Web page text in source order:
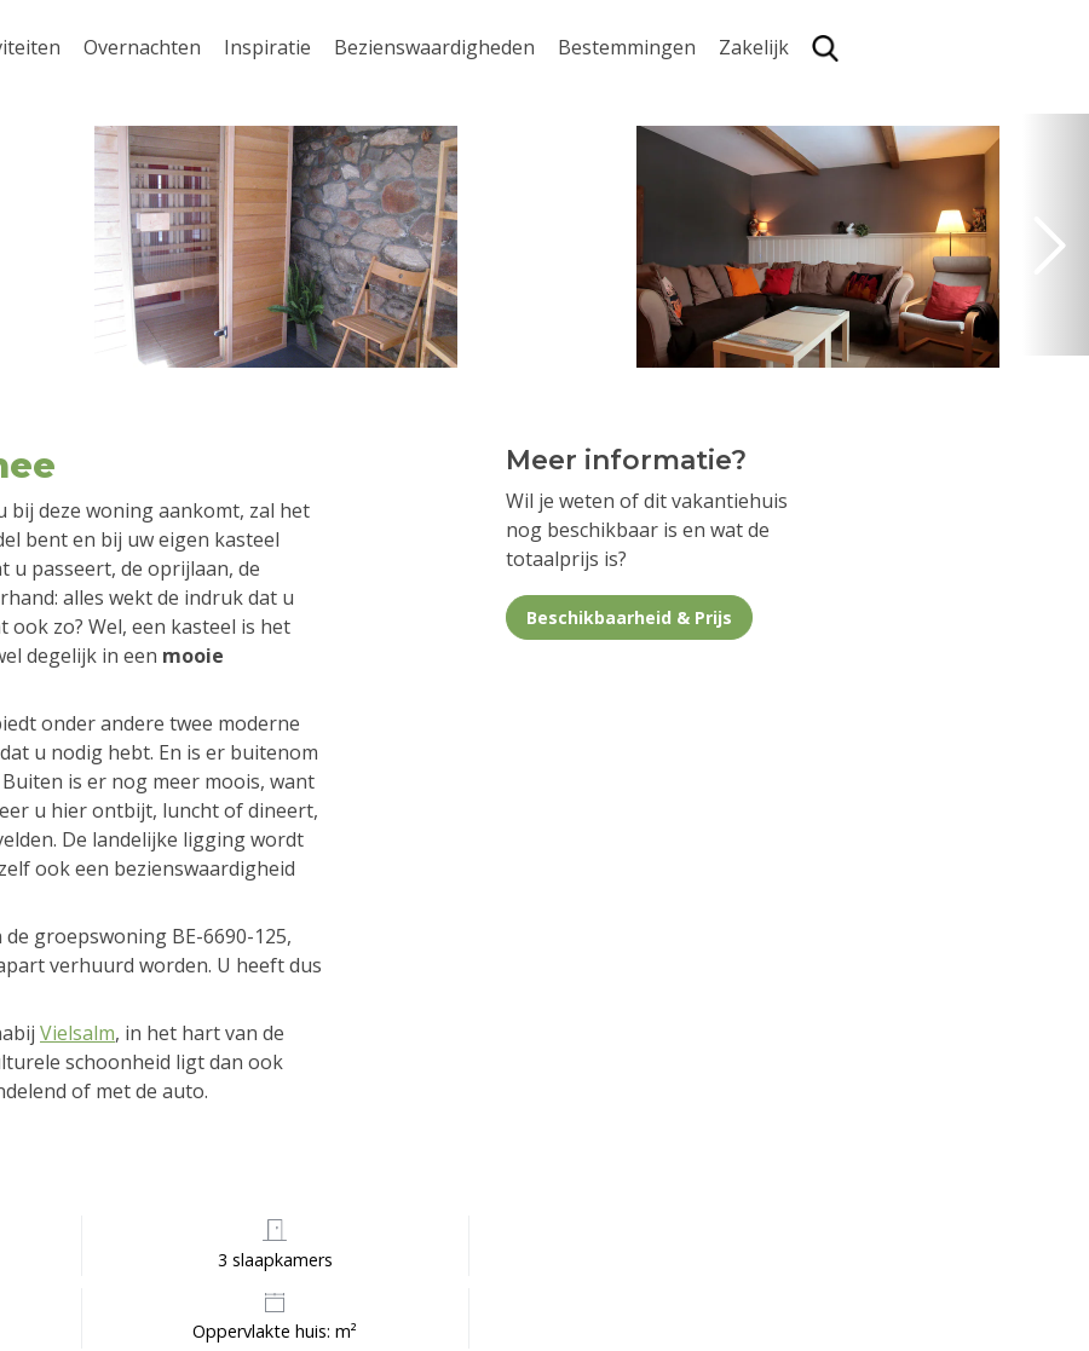
Overnachten Inspiratie Bezienswaardigheden Bestemmingen Zakelijk
bij deze woning aankomt, zal het
bent en bij uw eigen kasteel
u passeert, de oprijlaan, de
alles wekt de indruk dat u
zo? Wel, een kasteel is het
degelijk in een mooie
onder andere twee moderne
u nodig hebt. En is er buitenom
is er nog meer moois, want
u hier ontbijt, luncht of dineert,
De landelijke ligging wordt
ook een bezienswaardigheid
groepswoning BE-6690-125,
verhuurd worden. U heeft dus
Vielsalm, in het hart van de
schoonheid ligt dan ook
of met de auto.
3 slaapkamers
Oppervlakte huis: m²
Meer informatie?
Wil je weten of dit vakantiehuis
nog beschikbaar is en wat de
totaalprijs is?
Beschikbaarheid & Prijs